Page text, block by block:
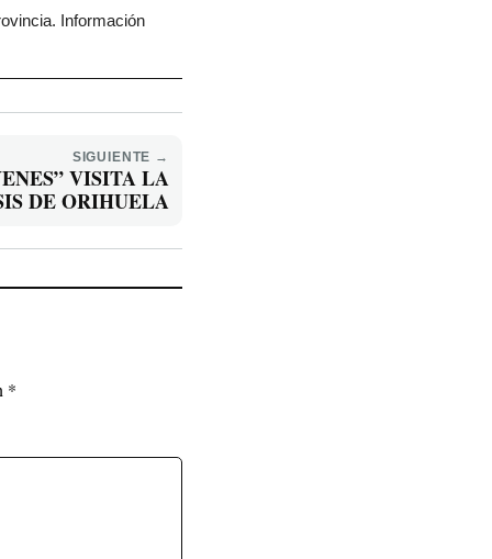
Información
SIGUIENTE →
VISITA LA
DE ORIHUELA
*